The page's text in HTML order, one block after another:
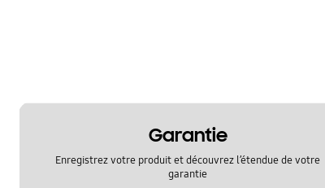
Garantie
Enregistrez votre produit et découvrez l’étendue de votre
garantie